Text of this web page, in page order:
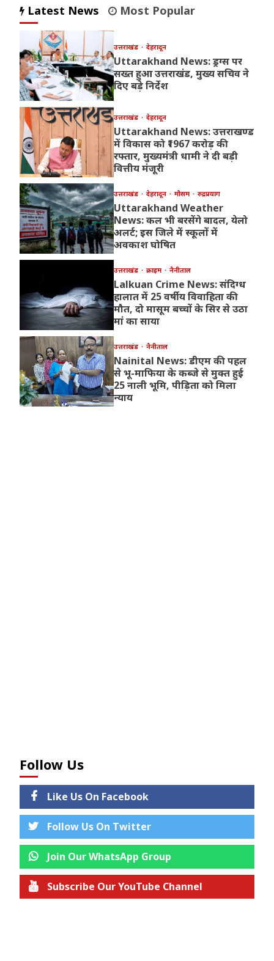
Latest News Most Popular
उत्तराखंड देहरादून
Uttarakhand News: ड्रग्स पर
सख्त हुआ उत्तराखंड, मुख्य सचिव ने
दिए बड़े निर्देश
उत्तराखंड देहरादून
Uttarakhand News: उत्तराखण्ड
में विकास को ₹1967 करोड़ की
रफ्तार, मुख्यमंत्री धामी ने दी बड़ी
वित्तीय मंजूरी
उत्तराखंड देहरादून मौसम रुद्रप्रयाग
Uttarakhand Weather
News: कल भी बरसेंगे बादल, येलो
अलर्ट; इस जिले में स्कूलों में
अवकाश घोषित
उत्तराखंड क्राइम नैनीताल
Lalkuan Crime News: संदिग्ध
हालात में 25 वर्षीय विवाहिता की
मौत, दो मासूम बच्चों के सिर से उठा
मां का साया
उत्तराखंड नैनीताल
Nainital News: डीएम की पहल
से भू-माफिया के कब्जे से मुक्त हुई
25 नाली भूमि, पीड़िता को मिला
न्याय
Follow Us
Like Us On Facebook
Follow Us On Twitter
Join Our WhatsApp Group
Subscribe Our YouTube Channel